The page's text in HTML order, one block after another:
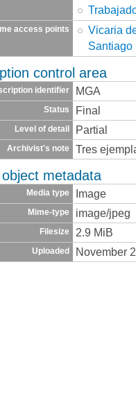
access points
Vicaria
Santiago
control area
identifier MGA
Status Final
Level of detail Partial
Archivist's note Tres
metadata
Media type Image
Mime-type image/jpeg
Filesize 2.9 MiB
Uploaded November